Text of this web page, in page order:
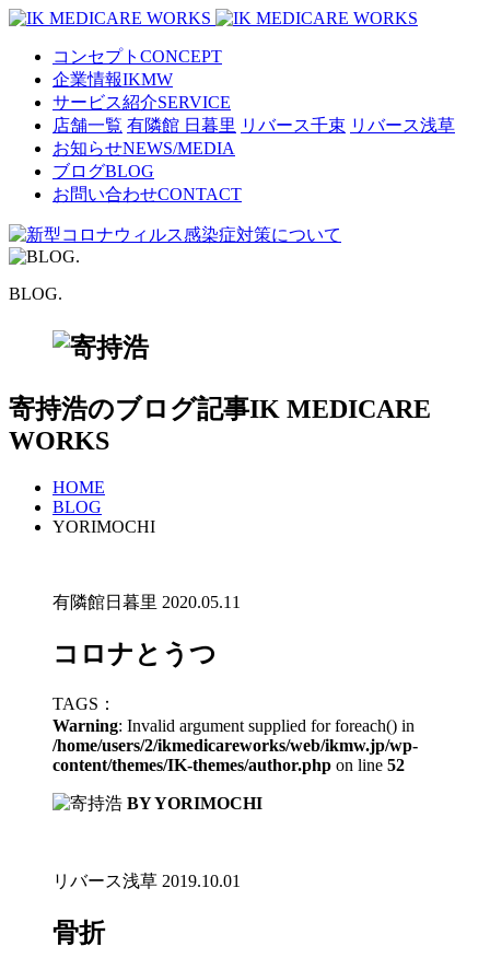
コンセプト CONCEPT
企業情報IKMW
サービス紹介SERVICE
店舗一覧 有隣館 日暮里 リバース千束 リバース浅草
お知らせNEWS/MEDIA
ブログBLOG
お問い合わせCONTACT
BLOG.
寄持浩のブログ記事IK MEDICARE
WORKS
HOME
BLOG
YORIMOCHI
有隣館日暮里 2020.05.11
コロナとうつ
TAGS：
Warning: Invalid argument supplied for foreach() in
/home/users/2/ikmedicareworks/web/ikmw.jp/wp-
content/themes/IK-themes/author.php on line 52
BY YORIMOCHI
リバース浅草 2019.10.01
骨折